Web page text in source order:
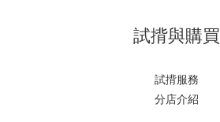
試揹與購買
試揹服務
分店介紹